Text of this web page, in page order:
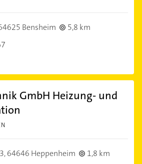
Bensheim
5,8 km
GmbH Heizung- und
64646 Heppenheim
1,8 km